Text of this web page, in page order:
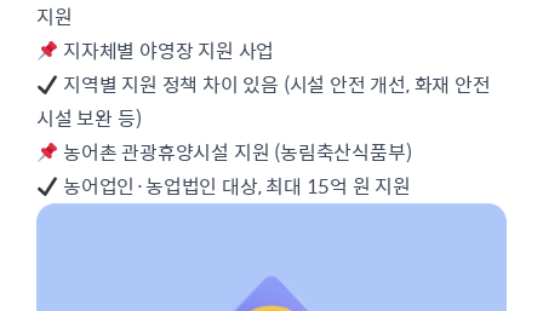
지원
지자체별 야영장 지원 사업
지역별 지원 정책 차이 있음 (시설 안전 개선, 화재 안전
시설 보완 등)
농어촌 관광휴양시설 지원 (농림축산식품부)
농어업인·농업법인 대상, 최대 15억 원 지원